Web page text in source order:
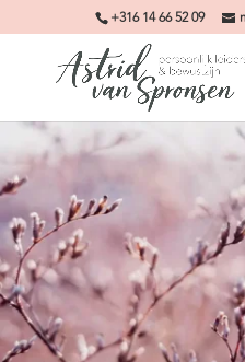
+316 14 66 52 09